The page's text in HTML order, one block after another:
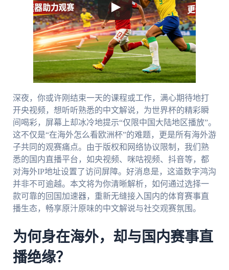
深夜，你或许刚结束一天的课程或工作，满心期待地打
开央视频，想听听熟悉的中文解说，为世界杯的精彩瞬
间喝彩，屏幕上却冰冷地提示“仅限中国大陆地区播放”。
这不仅是“在海外怎么看欧洲杯”的难题，更是所有海外游
子共同的观赛痛点。由于版权和网络协议限制，我们熟
悉的国内直播平台，如央视频、咪咕视频、抖音等，都
对海外IP地址设置了访问屏障。好消息是，这道数字鸿沟
并非不可逾越。本文将为你清晰解析，如何通过选择一
款可靠的回国加速器，重新无缝接入国内的体育赛事直
播生态，畅享原汁原味的中文解说与社交观赛氛围。
为何身在海外，却与国内赛事直
播绝缘？